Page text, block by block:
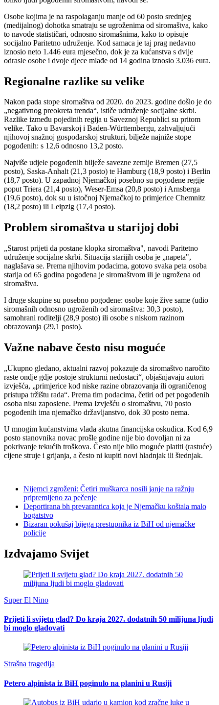
Osobe kojima je na raspolaganju manje od 60 posto srednjeg
(medijalnog) dohotka smatraju se ugroženima od siromaštva, kako
to navode statističari, odnosno siromašnima, kako to opisuje
socijalno Paritetno udruženje. Kod samaca je taj prag nedavno
iznosio neto 1.446 eura mjesečno, dok je za kućanstva s dvije
odrasle osobe i dvoje djece mlađe od 14 godina iznosio 3.036 eura.
Regionalne razlike su velike
Nakon pada stope siromaštva od 2020. do 2023. godine došlo je do
„negativnog preokreta trenda“, ističe udruženje socijalne skrbi.
Razlike između pojedinih regija u Saveznoj Republici su pritom
velike. Tako u Bavarskoj i Baden-Württembergu, zahvaljujući
njihovoj snažnoj gospodarskoj strukturi, bilježe najniže stope
pogođenih: s 12,6 odnosno 13,2 posto.
Najviše udjele pogođenih bilježe savezne zemlje Bremen (27,5
posto), Saska-Anhalt (21,3 posto) te Hamburg (18,9 posto) i Berlin
(18,7 posto). U zapadnoj Njemačkoj posebno su pogođene regije
poput Triera (21,4 posto), Weser-Emsa (20,8 posto) i Arnsberga
(19,6 posto), dok su u istočnoj Njemačkoj to primjerice Chemnitz
(18,2 posto) ili Leipzig (17,4 posto).
Problem siromaštva u starijoj dobi
„Starost prijeti da postane klopka siromaštva", navodi Paritetno
udruženje socijalne skrbi. Situacija starijih osoba je „napeta",
naglašava se. Prema njihovim podacima, gotovo svaka peta osoba
starija od 65 godina pogođena je siromaštvom ili je ugrožena od
siromaštva.
I druge skupine su posebno pogođene: osobe koje žive same (udio
siromašnih odnosno ugroženih od siromaštva: 30,3 posto),
samohrani roditelji (28,9 posto) ili osobe s niskom razinom
obrazovanja (29,1 posto).
Važne nabave često nisu moguće
„Ukupno gledano, aktualni razvoj pokazuje da siromaštvo naročito
raste ondje gdje postoje strukturni nedostaci“, objašnjavaju autori
izvješća, „primjerice kod niske razine obrazovanja ili ograničenog
pristupa tržištu rada“. Prema tim podacima, četiri od pet pogođenih
osoba nisu zaposlene. Prema Izvješću o siromaštvu, 70 posto
pogođenih ima njemačko državljanstvo, dok 30 posto nema.
U mnogim kućanstvima vlada akutna financijska oskudica. Kod 6,9
posto stanovnika novac prošle godine nije bio dovoljan ni za
pokrivanje tekućih troškova. Često nije bilo moguće platiti (rastuće)
cijene struje i grijanja, a često ni kupiti novi hladnjak ili štednjak.
Nijemci zgroženi: Četiri muškarca nosili janje na ražnju
pripremljeno za pečenje
Deportirana bh prevarantica koja je Njemačku koštala malo
bogatstvo
Bizaran pokušaj bijega prestupnika iz BiH od njemačke
policije
Izdvajamo Svijet
Super El Nino
Prijeti li svijetu glad? Do kraja 2027. dodatnih 50 milijuna ljudi
bi moglo gladovati
Strašna tragedija
Petero alpinista iz BiH poginulo na planini u Rusiji